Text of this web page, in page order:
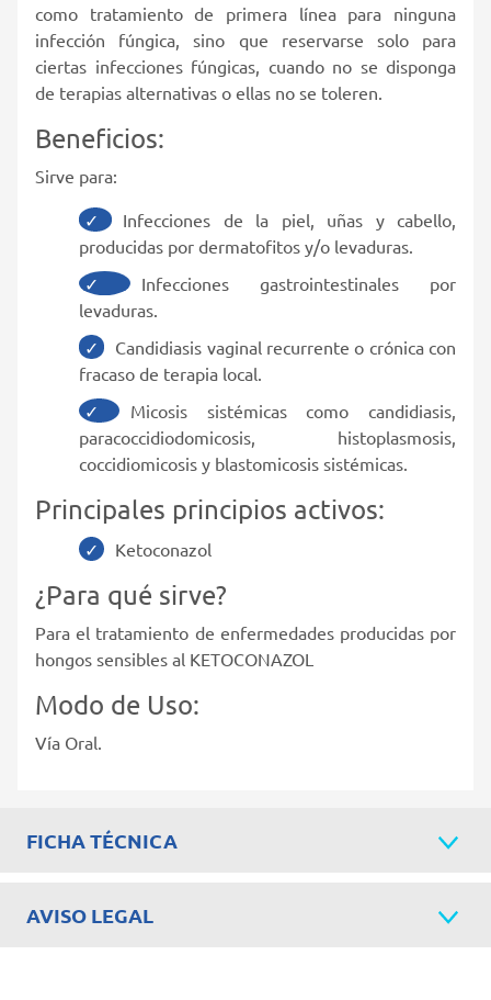
como tratamiento de primera línea para ninguna
infección fúngica, sino que reservarse solo para
ciertas infecciones fúngicas, cuando no se disponga
de terapias alternativas o ellas no se toleren.
Beneficios:
Sirve para:
Infecciones de la piel, uñas y cabello,
producidas por dermatofitos y/o levaduras.
Infecciones gastrointestinales por
levaduras.
Candidiasis vaginal recurrente o crónica con
fracaso de terapia local.
Micosis sistémicas como candidiasis,
paracoccidiodomicosis, histoplasmosis,
coccidiomicosis y blastomicosis sistémicas.
Principales principios activos:
Ketoconazol
¿Para qué sirve?
Para el tratamiento de enfermedades producidas por
hongos sensibles al KETOCONAZOL
Modo de Uso:
Vía Oral.
FICHA TÉCNICA
AVISO LEGAL